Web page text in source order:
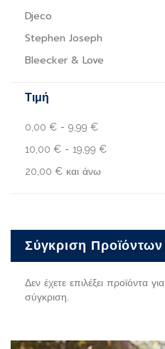
Djeco
Stephen Joseph
Bleecker & Love
Τιμή
0,00 € - 9,99 €
10,00 € - 19,99 €
20,00 € και άνω
Σύγκριση Προϊόντων
Δεν έχετε επιλέξει προϊόντα για
σύγκριση.